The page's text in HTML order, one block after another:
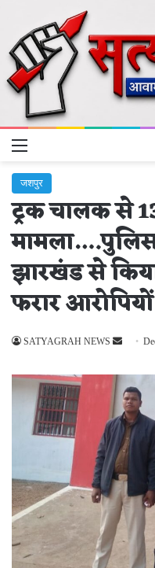
Menu
जशपुर
ट्रक चालक से
झारखंड से
फरार
SATYAGRAH NEWS
Send